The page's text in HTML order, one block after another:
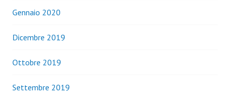
Gennaio 2020
Dicembre 2019
Ottobre 2019
Settembre 2019